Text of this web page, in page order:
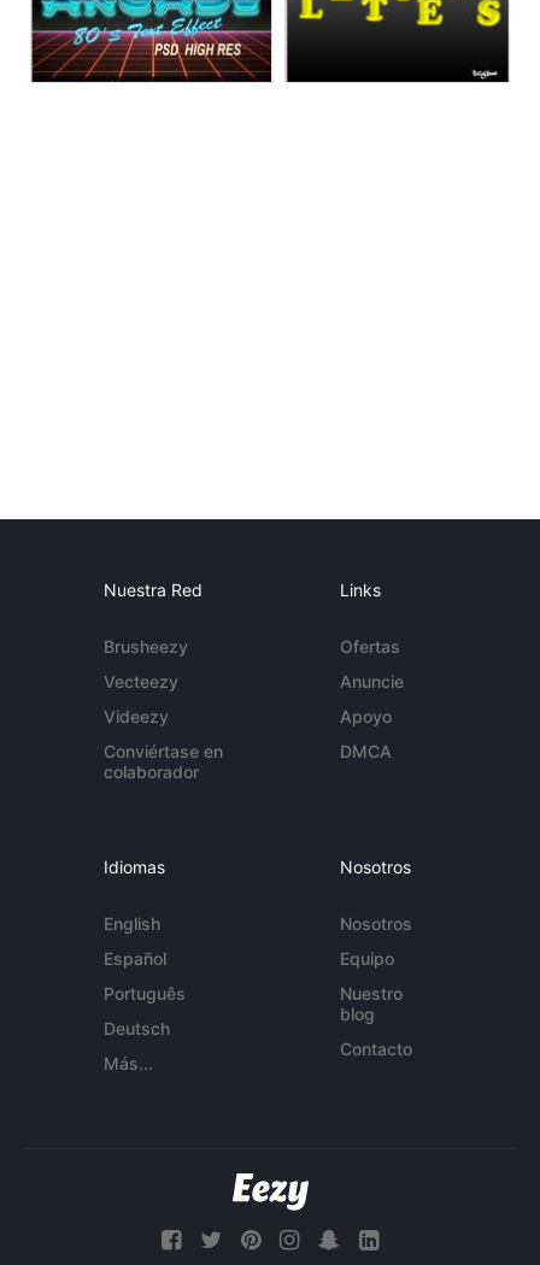
Nuestra Red
Brusheezy
Vecteezy
Videezy
Conviértase en
colaborador
Links
Ofertas
Anuncie
Apoyo
DMCA
Idiomas
English
Español
Português
Deutsch
Más...
Nosotros
Nosotros
Equipo
Nuestro
blog
Contacto